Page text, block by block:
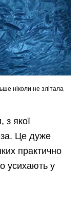
ніколи не злітала
з якої
Це дуже
практично
усихають у